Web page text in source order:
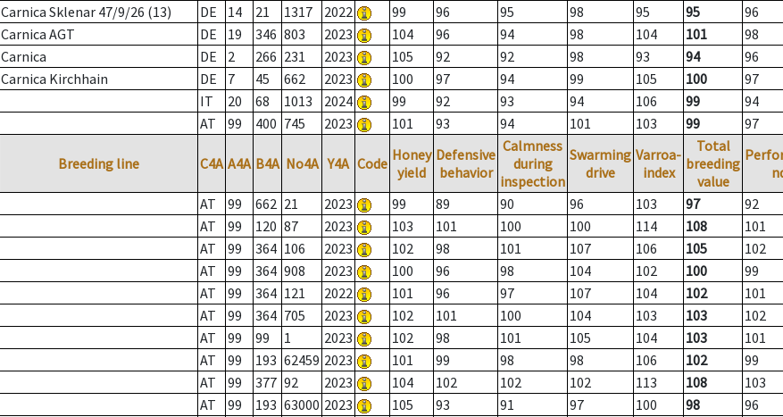
Carnica Sklenar 47/9/26 (13) DE 14 21 1317 2022 99 96 95 98 95 95
96
Carnica AGT DE 19 346 803 2023 104 96 94 98 104 101
98
Carnica DE 2 266 231 2023 105 92 92 98 93 94
96
Carnica Kirchhain DE 7 45 662 2023 100 97 94 99 105 100
97
IT 20 68 1013 2024 99 92 93 94 106 99
94
AT 99 400 745 2023 101 93 94 101 103 99 97
Breeding line C4A A4A B4A No4A Y4A Code Honey
yield
Defensive
behavior
Calmness
during
inspection
Swarming
drive
Varroa-
index
Total
breeding
value
AT 99 662 21 2023 99 89 90 96 103 97
92
AT 99 120 87 2023 103 101 100 100 114 108
101
AT 99 364 106 2023 102 98 101 107 106 105
102
AT 99 364 908 2023 100 96 98 104 102 100
99
AT 99 364 121 2022 101 96 97 107 104 102
101
AT 99 364 705 2023 102 101 100 104 103 103
102
AT 99 99 1 2023 102 98 101 105 104 103
101
AT 99 193 62459 2023 101 99 98 98 106 102
99
AT 99 377 92 2023 104 102 102 102 113 108
103
AT 99 193 63000 2023 105 93 91 97 100 98
96